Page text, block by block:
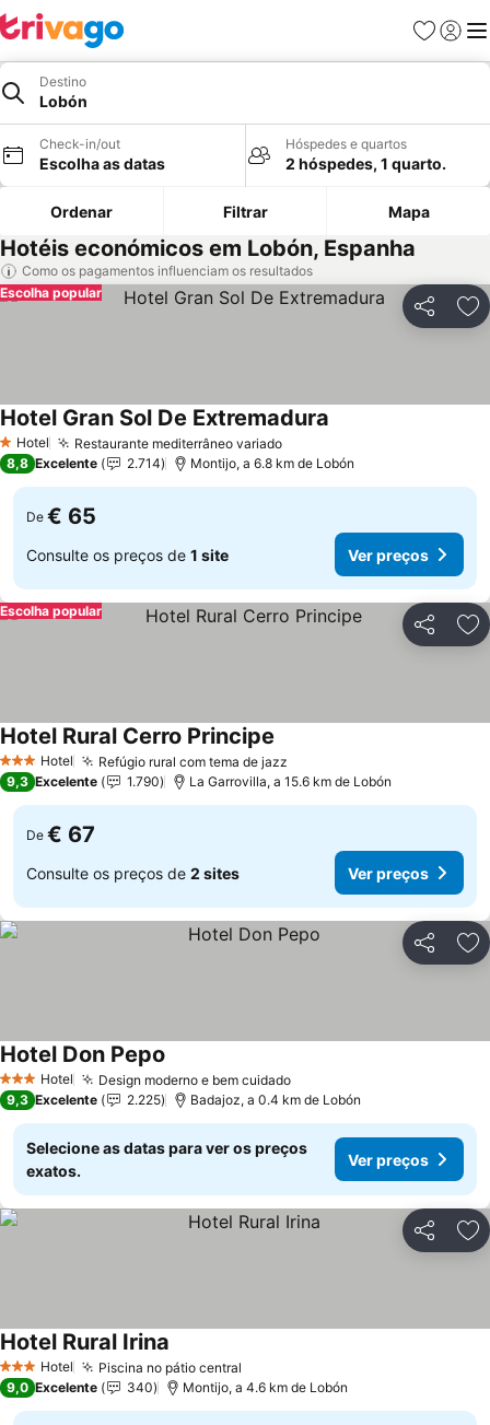
Favoritos
Iniciar
Destino
Lobón
Check-in/out
Escolha as datas
Hóspedes e quartos
2 hóspedes, 1 quarto.
Ordenar Filtrar Mapa
Hotéis económicos em Lobón, Espanha
Como os pagamentos influenciam os resultados
Partilhar
Escolha popular
1 Estrelas
Hotel Restaurante mediterrâneo variadoVer preços
Hotel Gran Sol De Extremadura
8,8 Excelente 2.714 Montijo, a 6.8 km de Lobón
De € 65
Consulte os preços de 1 site Ver preços
Partilhar
Escolha popular
3 EstrelasHotel Refúgio rural com tema de jazz
Hotel Rural Cerro Principe
9,3 Excelente 1.790 La Garrovilla, a 15.6 km de Lobón
De € 67
Consulte os preços de 2 sites Ver preços
Partilhar
3 EstrelasHotel Design moderno e bem cuidadoVer preços
Hotel Don Pepo
9,3 Excelente 2.225 Badajoz, a 0.4 km de Lobón
Selecione as datas para ver os preços
exatos.
Ver preços
Partilhar
3 EstrelasHotel Piscina no pátio central
Hotel Rural Irina
9,0 Excelente 340 Montijo, a 4.6 km de Lobón